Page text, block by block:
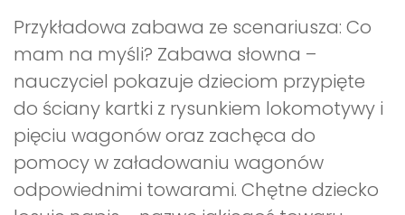
Przykładowa zabawa ze scenariusza: Co
mam na myśli? Zabawa słowna –
nauczyciel pokazuje dzieciom przypięte
do ściany kartki z rysunkiem lokomotywy i
pięciu wagonów oraz zachęca do
pomocy w załadowaniu wagonów
odpowiednimi towarami. Chętne dziecko